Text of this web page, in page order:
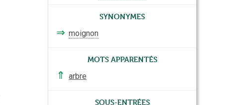
Synonymes
⇒ moignon
Mots apparentés
⇑
arbre
Sous-entrées